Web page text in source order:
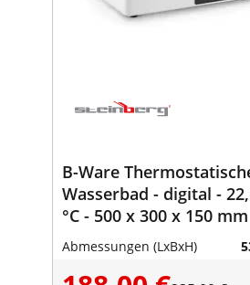
B-Ware
Wasserbad - digital -
°C - 500 x 300 x 150 mm
Abmessungen (LxBxH)